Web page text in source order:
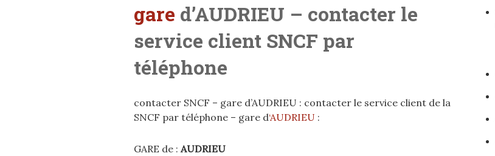
gare d’AUDRIEU – contacter le
service client SNCF par
téléphone
contacter SNCF – gare d’AUDRIEU : contacter le service client de la
SNCF par téléphone – gare d‘AUDRIEU :
GARE de : AUDRIEU